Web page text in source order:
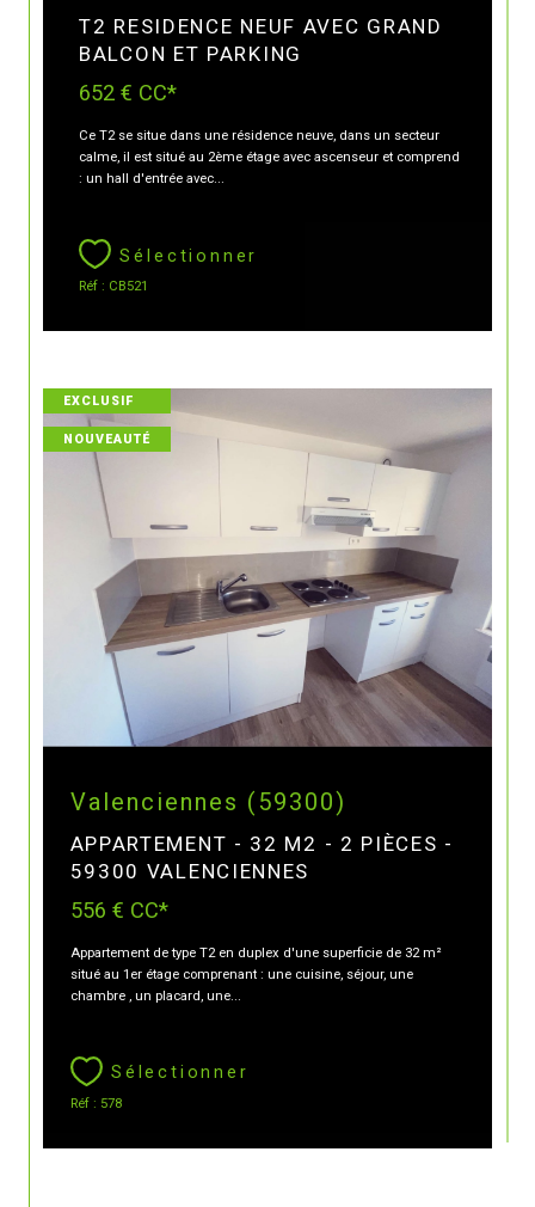
T2 RESIDENCE NEUF AVEC GRAND
BALCON ET PARKING
652 € CC*
Ce T2 se situe dans une résidence neuve, dans un secteur
calme, il est situé au 2ème étage avec ascenseur et comprend
: un hall d'entrée avec...
Sélectionner
Réf : CB521
Valenciennes (59300)
APPARTEMENT - 32 M2 - 2 PIÈCES -
59300 VALENCIENNES
556 € CC*
Appartement de type T2 en duplex d'une superficie de 32 m²
situé au 1er étage comprenant : une cuisine, séjour, une
chambre , un placard, une...
Sélectionner
Réf : 578
EXCLUSIF
NOUVEAUTÉ